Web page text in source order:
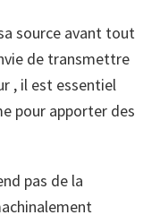
source avant tout
de transmettre
, il est essentiel
pour apporter des
pas de la